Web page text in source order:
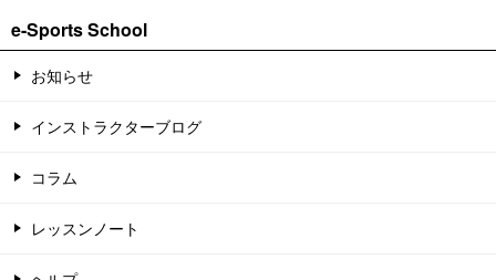
e-Sports School
お知らせ
インストラクターブログ
コラム
レッスンノート